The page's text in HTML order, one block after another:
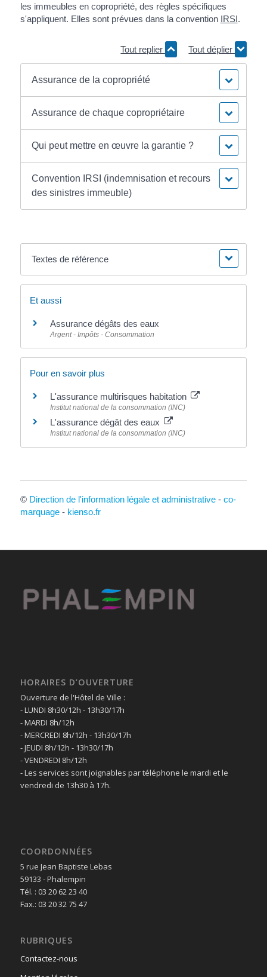
les immeubles en copropriété, des règles spécifiques
s'appliquent. Elles sont prévues dans la convention IRSI.
Tout replier Tout déplier
Assurance de la copropriété
Assurance de chaque copropriétaire
Qui peut mettre en œuvre la garantie ?
Convention IRSI (indemnisation et recours
des sinistres immeuble)
Textes de référence
Et aussi
Assurance dégâts des eaux
Argent - Impôts - Consommation
Pour en savoir plus
L'assurance multirisques habitation
Institut national de la consommation (INC)
L'assurance dégât des eaux
Institut national de la consommation (INC)
© Direction de l'information légale et administrative- co-
marquage- kienso.fr
HORAIRES D’OUVERTURE
Ouverture de l'Hôtel de Ville :
- LUNDI 8h30/12h - 13h30/17h
- MARDI 8h/12h
- MERCREDI 8h/12h - 13h30/17h
- JEUDI 8h/12h - 13h30/17h
- VENDREDI 8h/12h
- Les services sont joignables par téléphone le mardi et le
vendredi de 13h30 à 17h.
COORDONNÉES
5 rue Jean Baptiste Lebas
59133 - Phalempin
Tél. : 03 20 62 23 40
Fax.: 03 20 32 75 47
RUBRIQUES
Contactez-nous